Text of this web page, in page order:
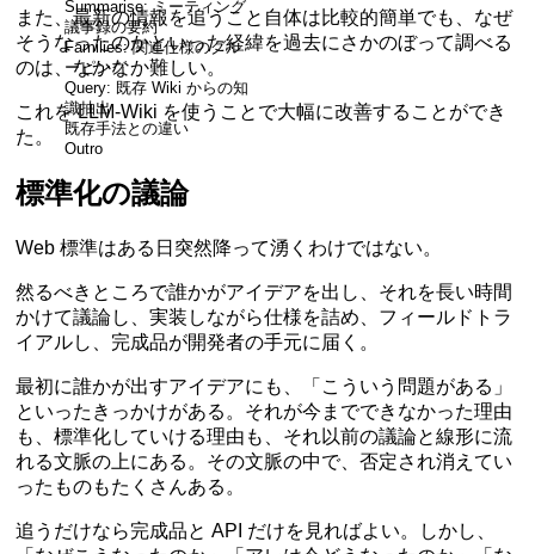
Summarise: ミーティング
議事録の要約
Families: 関連仕様のグル
ーピング
Query: 既存 Wiki からの知
識抽出
既存手法との違い
Outro
また、最新の情報を追うこと自体は比較的簡単でも、なぜ
そうなったのかといった経緯を過去にさかのぼって調べる
のは、なかなか難しい。
これを LLM-Wiki を使うことで大幅に改善することができ
た。
標準化の議論
Web 標準はある日突然降って湧くわけではない。
然るべきところで誰かがアイデアを出し、それを長い時間
かけて議論し、実装しながら仕様を詰め、フィールドトラ
イアルし、完成品が開発者の手元に届く。
最初に誰かが出すアイデアにも、「こういう問題がある」
といったきっかけがある。それが今までできなかった理由
も、標準化していける理由も、それ以前の議論と線形に流
れる文脈の上にある。その文脈の中で、否定され消えてい
ったものもたくさんある。
追うだけなら完成品と API だけを見ればよい。しかし、